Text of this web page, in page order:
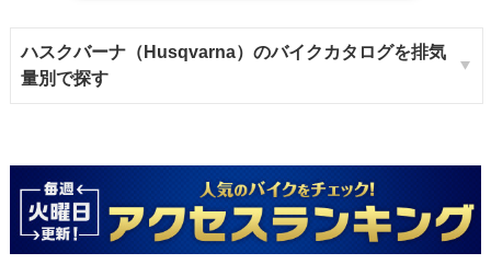
ハスクバーナ（Husqvarna）のバイクカタログを排気
量別で探す